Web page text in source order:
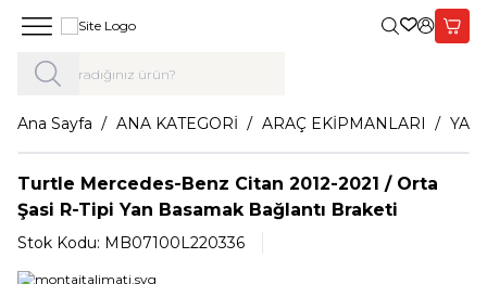
Giriş Yap,
Ana Sayfa ANA KATEGORİ ARAÇ EKİPMANLARI
Turtle Mercedes-Benz Citan 2012-2021 / Orta
Şasi R-Tipi Yan Basamak Bağlantı Braketi
Stok Kodu: MB07100L220336